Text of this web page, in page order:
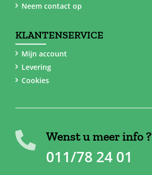
Neem contact op
KLANTENSERVICE
Mijn account
Levering
Cookies
Wenst u meer info ?
011/78 24 01